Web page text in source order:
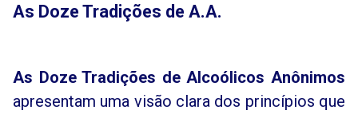
As Doze Tradições de A.A.
As Doze Tradições de Alcoólicos Anônimos
apresentam uma visão clara dos princípios que